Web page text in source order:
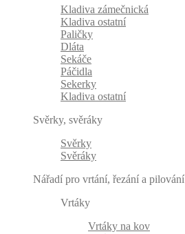
Kladiva zámečnická
Kladiva ostatní
Paličky
Dláta
Sekáče
Páčidla
Sekerky
Kladiva ostatní
Svěrky, svěráky
Svěrky
Svěráky
Nářadí pro vrtání, řezání a pilování
Vrtáky
Vrtáky na kov